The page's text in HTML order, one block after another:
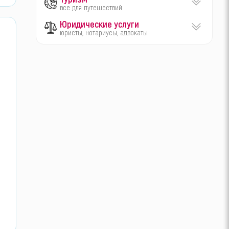
все для путешествий
Юридические услуги
юристы, нотариусы, адвокаты